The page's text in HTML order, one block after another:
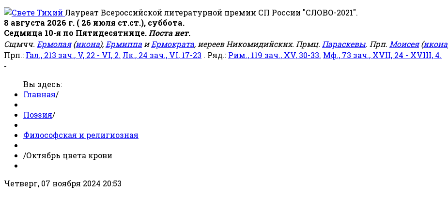
Лауреат Всероссийской литературной премии СП России "СЛОВО-2021".
8 августа 2026 г. ( 26 июля ст.ст.), суббота.
Седмица 10-я по Пятидесятнице. Поста нет.
Сщмчч. Ермолая(икона), Ермиппа иЕрмократа, иереев Никомидийских. Прмц. Параскевы. Прп. Моисея(икона
Прп.: Гал., 213 зач., V, 22 - VI, 2. Лк., 24 зач., VI, 17-23 . Ряд.: Рим., 119 зач., XV, 30-33. Мф., 73 зач., XVII, 24 - XVIII, 4.
-
Вы здесь:
Главная/
Поэзия/
Философская и религиозная
/Октябрь цвета крови
Четверг, 07 ноября 2024 20:53